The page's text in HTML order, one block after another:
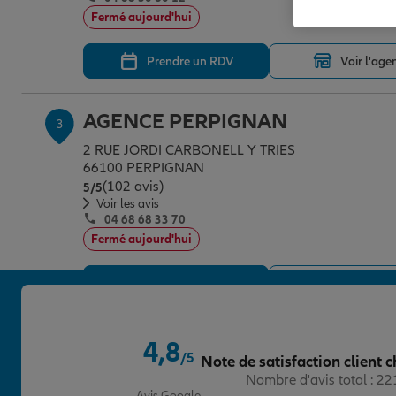
Fermé aujourd'hui
Prendre un RDV Voir
3 AGENCE PERPIGNAN
2 RUE JORDI CARBONELL Y TRIES
66100 PERPIGNAN
5/5Note de 5 sur 5
(102 avis)
Voir les avis
04 68 68 33 70
Fermé aujourd'hui
Prendre un RDV Voir
AGENCE PERPIGNAN BALEARES
840 AVENUE D ARGELES SUR MER
66000 PERPIGNAN
4,8/5 Note de satisfaction client
Nombre d'avis total :